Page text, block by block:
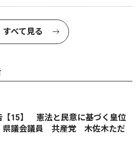
すべて見る
【15】 憲法と民意に基づく皇位
議会議員 共産党 木佐木ただ